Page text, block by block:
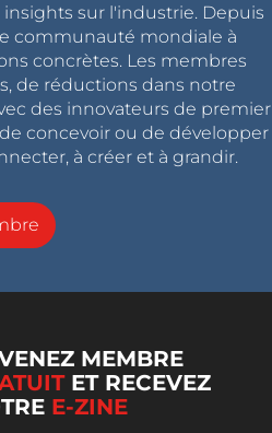
sur l'industrie. Depuis
communauté mondiale à
concrètes. Les membres
de réductions dans notre
des innovateurs de premier
concevoir ou de développer
à créer et à grandir.
MEMBRE
ET RECEVEZ
E-ZINE